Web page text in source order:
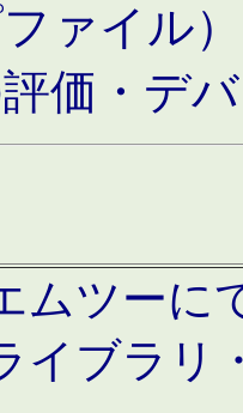
ァイル）
価・デ
ムツーに
イブラリ